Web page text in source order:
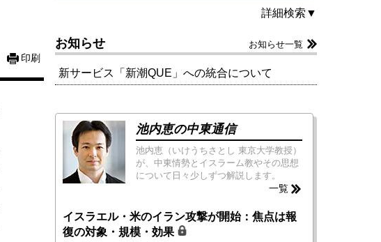
印刷
詳細検索▼
お知らせ お知らせ一覧
新サービス「新潮QUE」への統合について
池内恵の中東通信
池内恵（いけうちさとし 東京大学教授）
が、中東情勢とイスラーム教やその思想
について日々少しずつ解説します。
一覧
イスラエル・米のイラン攻撃が開始：焦点は報
復の対象・規模・効果